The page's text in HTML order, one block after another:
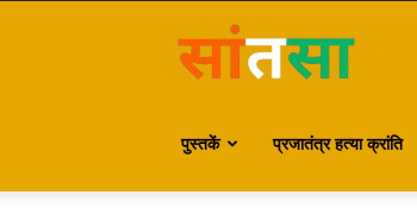
पुस्तकें प्रजातंत्र हत्या क्रांति